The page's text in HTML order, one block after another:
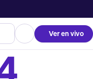
Ver en vivo